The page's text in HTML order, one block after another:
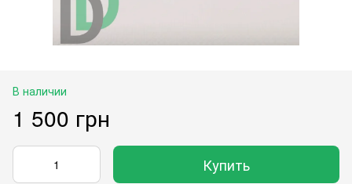
В наличии
1 500 грн
Купить